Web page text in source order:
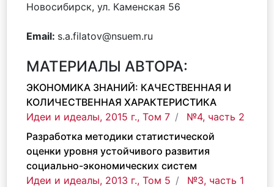
Новосибирск, ул. Каменская 56
Email: s.a.filatov@nsuem.ru
МАТЕРИАЛЫ АВТОРА:
ЭКОНОМИКА ЗНАНИЙ: КАЧЕСТВЕННАЯ И
КОЛИЧЕСТВЕННАЯ ХАРАКТЕРИСТИКА
Идеи и идеалы, 2015 г., Том 7
№4, часть 2
Разработка методики статистической
оценки уровня устойчивого развития
социально-экономических систем
Идеи и идеалы, 2013 г., Том 5
№3, часть 1